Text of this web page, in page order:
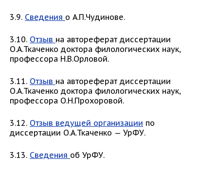
3.9. Сведения о А.П.Чудинове.
3.10. Отзыв на автореферат диссертации
О.А.Ткаченко доктора филологических наук,
профессора Н.В.Орловой.
3.11. Отзыв на автореферат диссертации
О.А.Ткаченко доктора филологических наук,
профессора О.Н.Прохоровой.
3.12. Отзыв ведущей организации по
диссертации О.А.Ткаченко — УрФУ.
3.13. Сведения об УрФУ.